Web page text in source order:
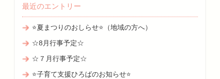
最近のエントリー
⭐夏まつりのおしらせ⭐（地域の方へ）
☆8月行事予定☆
☆７月行事予定☆
⭐子育て支援ひろばのお知らせ⭐